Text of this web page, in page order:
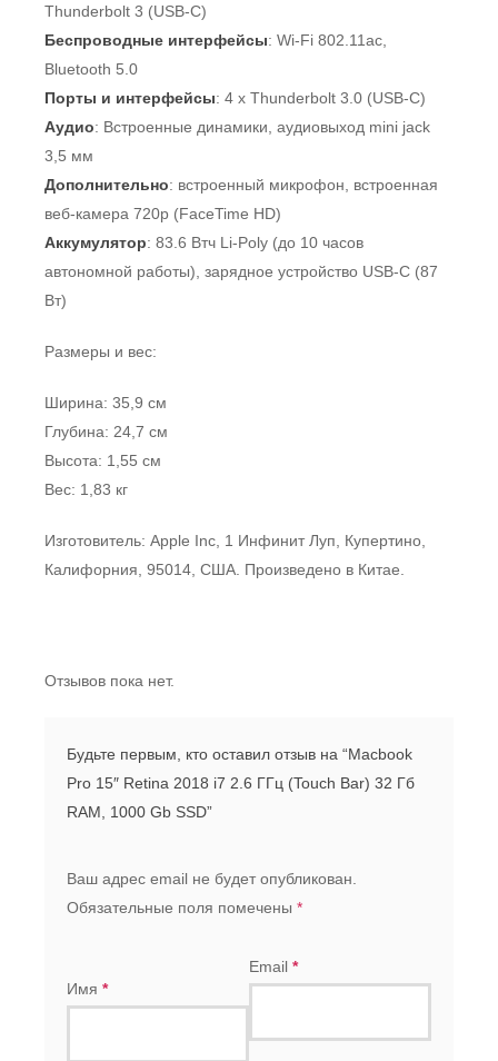
Thunderbolt 3 (USB-C)
Беспроводные интерфейсы: Wi-Fi 802.11ac,
Bluetooth 5.0
Порты и интерфейсы: 4 x Thunderbolt 3.0 (USB-C)
Аудио: Встроенные динамики, аудиовыход mini jack
3,5 мм
Дополнительно: встроенный микрофон, встроенная
веб-камера 720p (FaceTime HD)
Аккумулятор: 83.6 Втч Li-Poly (до 10 часов
автономной работы), зарядное устройство USB-C (87
Вт)
Размеры и вес:
Ширина: 35,9 см
Глубина: 24,7 см
Высота: 1,55 см
Вес: 1,83 кг
Изготовитель: Apple Inc, 1 Инфинит Луп, Купертино,
Калифорния, 95014, США. Произведено в Китае.
Отзывов пока нет.
Будьте первым, кто оставил отзыв на “Macbook
Pro 15″ Retina 2018 i7 2.6 ГГц (Touch Bar) 32 Гб
RAM, 1000 Gb SSD”
Ваш адрес email не будет опубликован.
Обязательные поля помечены *
Имя *
Email *